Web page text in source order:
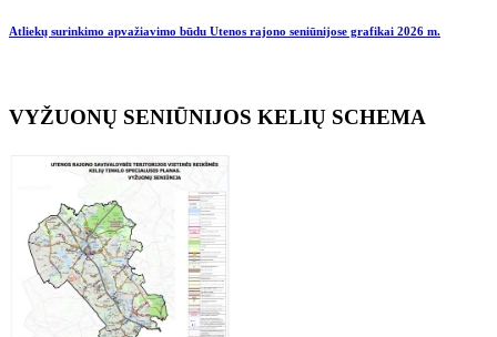
Atliekų surinkimo apvažiavimo būdu Utenos rajono seniūnijose grafikai 2026 m.
VYŽUONŲ SENIŪNIJOS KELIŲ SCHEMA